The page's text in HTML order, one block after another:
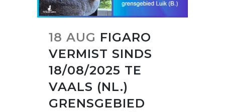
18 AUG FIGARO
VERMIST SINDS
18/08/2025 TE
VAALS (NL.)
GRENSGEBIED